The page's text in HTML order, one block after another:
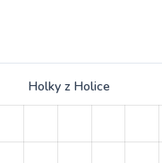
Holky z Holice